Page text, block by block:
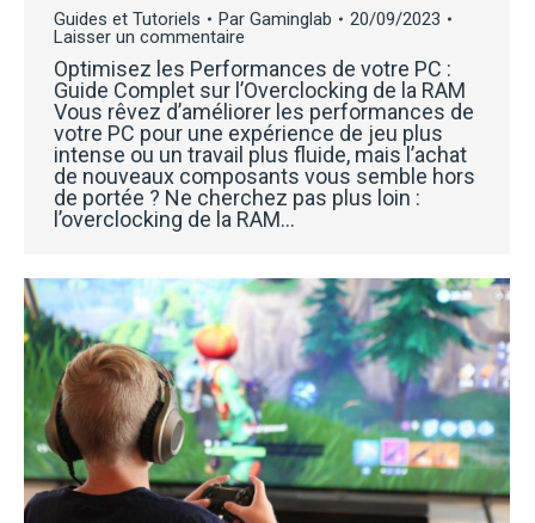
Guides et Tutoriels Par Gaminglab
20/09/2023
Laisser un commentaire
Optimisez les Performances de votre PC :
Guide Complet sur l’Overclocking de la RAM
Vous rêvez d’améliorer les performances de
votre PC pour une expérience de jeu plus
intense ou un travail plus fluide, mais l’achat
de nouveaux composants vous semble hors
de portée ? Ne cherchez pas plus loin :
l’overclocking de la RAM…